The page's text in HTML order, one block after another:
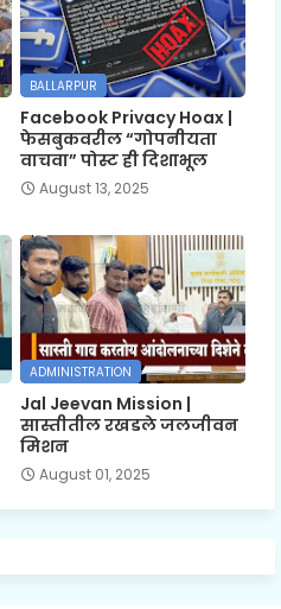
BALLARPUR
Facebook Privacy Hoax |
फेसबुकवरील “गोपनीयता
वाचवा” पोस्ट ही दिशाभूल
August 13, 2025
ADMINISTRATION
Jal Jeevan Mission |
सास्तीतील रखडले जलजीवन
मिशन
August 01, 2025